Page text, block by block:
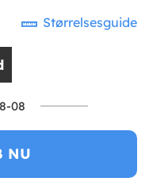
Størrelsesguide
08
NU